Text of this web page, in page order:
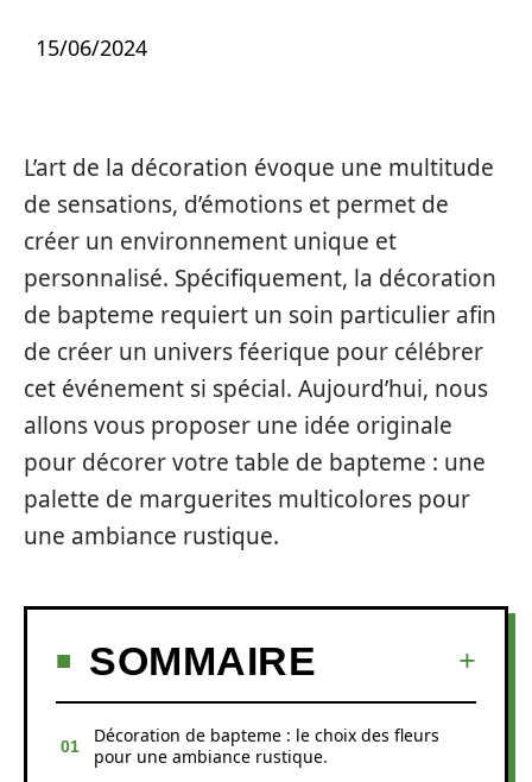
15/06/2024
L’art de la décoration évoque une multitude
de sensations, d’émotions et permet de
créer un environnement unique et
personnalisé. Spécifiquement, la décoration
de bapteme requiert un soin particulier afin
de créer un univers féerique pour célébrer
cet événement si spécial. Aujourd’hui, nous
allons vous proposer une idée originale
pour décorer votre table de bapteme : une
palette de marguerites multicolores pour
une ambiance rustique.
SOMMAIRE
Décoration de bapteme : le choix des fleurs
pour une ambiance rustique.